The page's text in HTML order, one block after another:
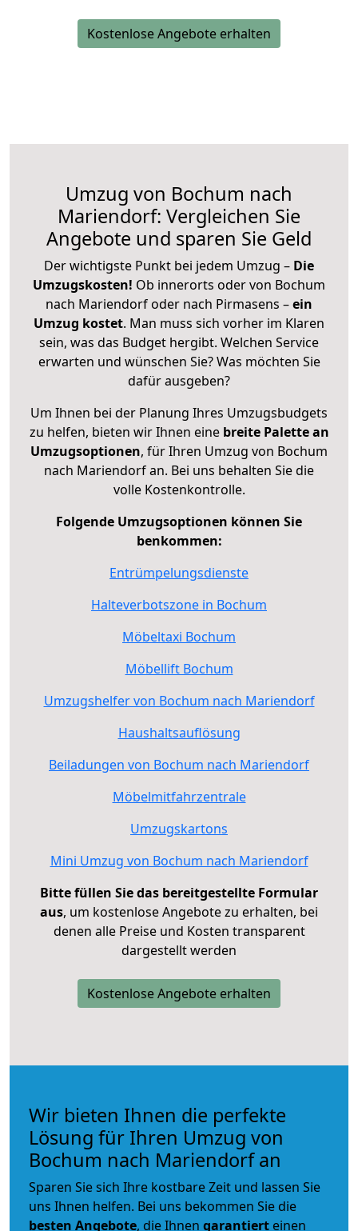
Kostenlose Angebote erhalten
Umzug von Bochum nach
Mariendorf: Vergleichen Sie
Angebote und sparen Sie Geld
Der wichtigste Punkt bei jedem Umzug – Die
Umzugskosten! Ob innerorts oder von Bochum
nach Mariendorf oder nach Pirmasens –ein
Umzug kostet. Man muss sich vorher im Klaren
sein, was das Budget hergibt. Welchen Service
erwarten und wünschen Sie? Was möchten Sie
dafür ausgeben?
Um Ihnen bei der Planung Ihres Umzugsbudgets
zu helfen, bieten wir Ihnen eine breite Palette an
Umzugsoptionen, für Ihren Umzug von Bochum
nach Mariendorf an. Bei uns behalten Sie die
volle Kostenkontrolle.
Folgende Umzugsoptionen können Sie
benkommen:
Entrümpelungsdienste
Halteverbotszone in Bochum
Möbeltaxi Bochum
Möbellift Bochum
Umzugshelfer von Bochum nach Mariendorf
Haushaltsauflösung
Beiladungen von Bochum nach Mariendorf
Möbelmitfahrzentrale
Umzugskartons
Mini Umzug von Bochum nach Mariendorf
Bitte füllen Sie das bereitgestellte Formular
aus, um kostenlose Angebote zu erhalten, bei
denen alle Preise und Kosten transparent
dargestellt werden
Kostenlose Angebote erhalten
Wir bieten Ihnen die perfekte
Lösung für Ihren Umzug von
Bochum nach Mariendorf an
Sparen Sie sich Ihre kostbare Zeit und lassen Sie
uns Ihnen helfen. Bei uns bekommen Sie die
besten Angebote, die Ihnen garantiert einen